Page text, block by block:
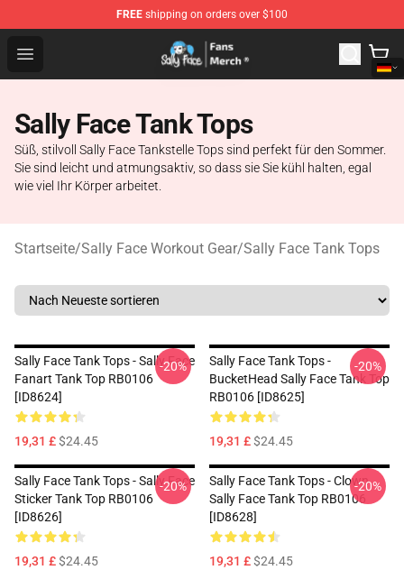
FREE shipping on orders over $100
Open menu
Sally Face Store - Official Sally Face Merchandise Shop
Sally Face Tank Tops
Süß, stilvoll Sally Face Tankstelle Tops sind perfekt für den Sommer.
Sie sind leicht und atmungsaktiv, so dass sie Sie kühl halten, egal
wie viel Ihr Körper arbeitet.
Startseite/Sally Face Workout Gear/Sally Face Tank Tops
Sally Face Tank Tops - Sally Face
Fanart Tank Top RB0106
[ID8624]
19,31 £$24.45
-20%
Sally Face Tank Tops -
BucketHead Sally Face Tank Top
RB0106 [ID8625]
19,31 £$24.45
-20%
Sally Face Tank Tops - Sally Face
Sticker Tank Top RB0106
[ID8626]
19,31 £$24.45
-20%
Sally Face Tank Tops - Clown
Sally Face Tank Top RB0106
[ID8628]
19,31 £$24.45
-20%